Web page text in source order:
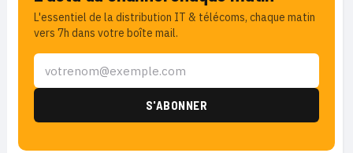
L'essentiel de la distribution IT & télécoms, chaque matin
vers 7h dans votre boîte mail.